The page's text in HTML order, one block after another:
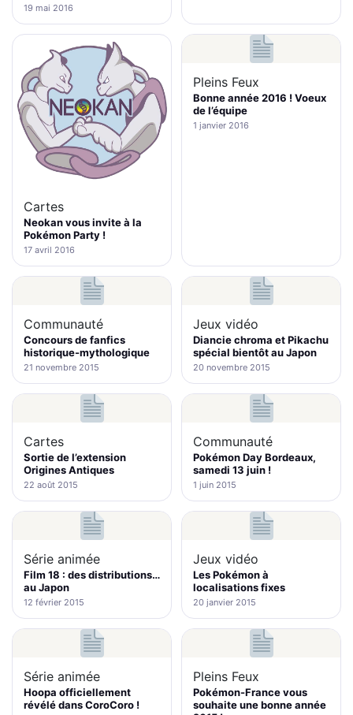
19 mai 2016
Cartes
Neokan vous invite à la
Pokémon Party !
17 avril 2016
Pleins Feux
Bonne année 2016 ! Voeux
de l’équipe
1 janvier 2016
Communauté
Concours de fanfics
historique-mythologique
21 novembre 2015
Jeux vidéo
Diancie chroma et Pikachu
spécial bientôt au Japon
20 novembre 2015
Cartes
Sortie de l’extension
Origines Antiques
22 août 2015
Communauté
Pokémon Day Bordeaux,
samedi 13 juin !
1 juin 2015
Série animée
Film 18 : des distributions…
au Japon
12 février 2015
Jeux vidéo
Les Pokémon à
localisations fixes
20 janvier 2015
Série animée
Hoopa officiellement
révélé dans CoroCoro !
Pleins Feux
Pokémon-France vous
souhaite une bonne année